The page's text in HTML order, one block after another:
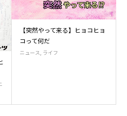
【突然やって来る】ヒョコヒョ
コって何だ⁇
ニュース ライフ